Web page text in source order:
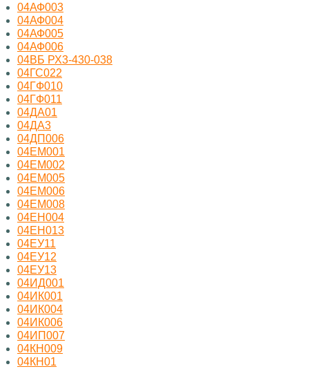
04АФ003
04АФ004
04АФ005
04АФ006
04ВБ РХ3-430-038
04ГС022
04ГФ010
04ГФ011
04ДА01
04ДА3
04ДП006
04ЕМ001
04ЕМ002
04ЕМ005
04ЕМ006
04ЕМ008
04ЕН004
04ЕН013
04ЕУ11
04ЕУ12
04ЕУ13
04ИД001
04ИК001
04ИК004
04ИК006
04ИП007
04КН009
04КН01